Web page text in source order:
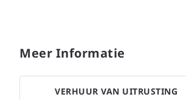
Meer Informatie
VERHUUR VAN UITRUSTING